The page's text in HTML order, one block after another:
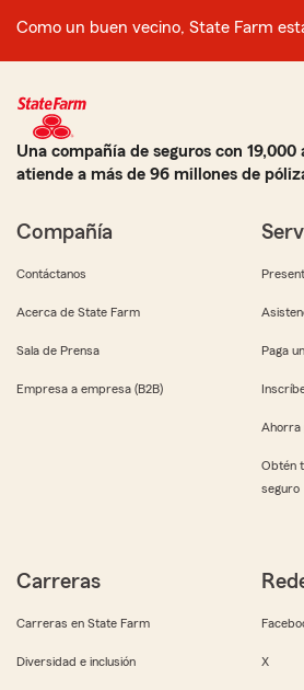
Como un buen vecino, State Farm
Una compañía de seguros con 19,000
atiende a más de 96 millones de
Compañía
Contáctanos
Acerca de State Farm
Sala de Prensa
Empresa a empresa (B2B)
Paga
Ahorra
Obtén
seguro
Carreras
Carreras en State Farm
Diversidad e inclusión X